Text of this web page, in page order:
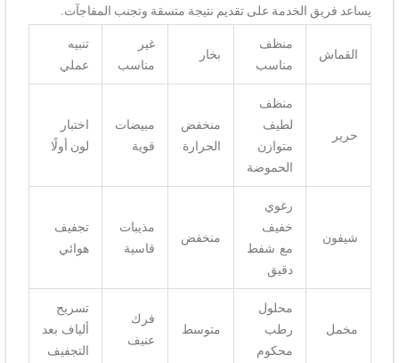
يساعد فريق الخدمة على تقديم نتيجة متسقة وتجنب المفاجآت.
القماش
منظف
مناسب
بخار
غير
مناسب
تنبيه
عملي
حرير
منظف
لطيف
متوازن
الحموضة
منخفض
الحرارة
مبيضات
قوية
اختبار
لون أولًا
شيفون
رغوي
خفيف
مع شفط
دقيق
منخفض
مذيبات
قاسية
تجفيف
هوائي
مخمل
محلول
رطب
محكوم
متوسط
فرك
عنيف
تسريح
ألياف بعد
التجفيف